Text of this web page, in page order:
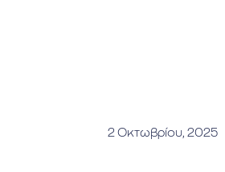
2 Οκτωβρίου, 2025